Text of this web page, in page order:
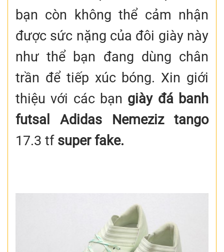
bạn còn không thể cảm nhận
được sức nặng của đôi giày này
như thể bạn đang dùng chân
trần để tiếp xúc bóng. Xin giới
thiệu với các bạn giày đá banh
futsal Adidas Nemeziz tango
17.3 tf super fake.